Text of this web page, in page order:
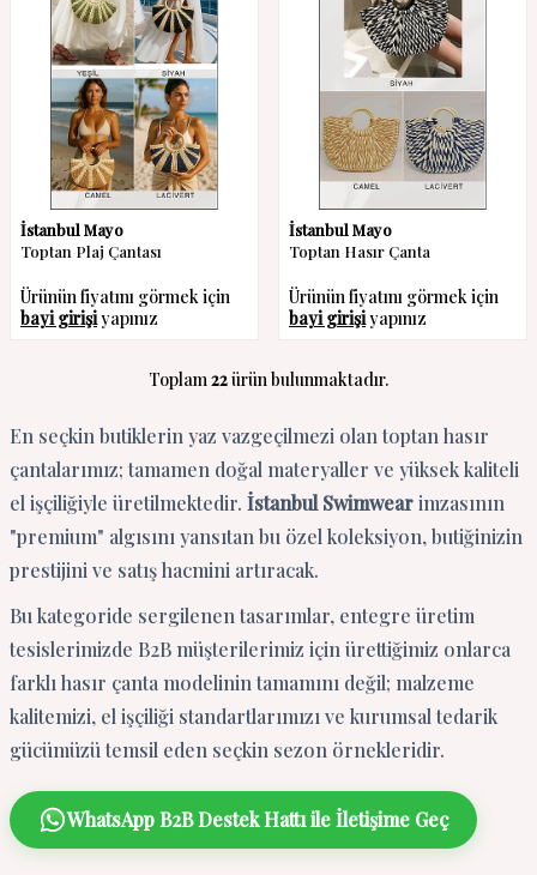
İstanbul Mayo
Toptan Plaj Çantası
Ürünün fiyatını görmek için
bayi girişiyapınız
İstanbul Mayo
Toptan Hasır Çanta
Ürünün fiyatını görmek için
bayi girişiyapınız
Toplam 22ürün bulunmaktadır.
En seçkin butiklerin yaz vazgeçilmezi olan toptan hasır
çantalarımız; tamamen doğal materyaller ve yüksek kaliteli
el işçiliğiyle üretilmektedir. İstanbul Swimwearimzasının
"premium" algısını yansıtan bu özel koleksiyon, butiğinizin
prestijini ve satış hacmini artıracak.
Bu kategoride sergilenen tasarımlar, entegre üretim
tesislerimizde B2B müşterilerimiz için ürettiğimiz onlarca
farklı hasır çanta modelinin tamamını değil; malzeme
kalitemizi, el işçiliği standartlarımızı ve kurumsal tedarik
gücümüzü temsil eden seçkin sezon örnekleridir.
WhatsApp B2B Destek Hattı ile İletişime Geç